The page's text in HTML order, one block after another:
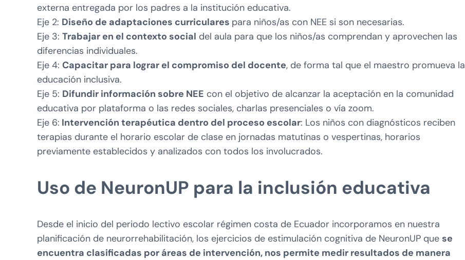
externa entregada por los padres a la institución educativa.
Eje 2: Diseño de adaptaciones curriculares para niños/as con NEE si son necesarias.
Eje 3: Trabajar en el contexto social del aula para que los niños/as comprendan y aprovechen las
diferencias individuales.
Eje 4: Capacitar para lograr el compromiso del docente, de forma tal que el maestro promueva la
educación inclusiva.
Eje 5: Difundir información sobre NEE con el objetivo de alcanzar la aceptación en la comunidad
educativa por plataforma o las redes sociales, charlas presenciales o vía zoom.
Eje 6: Intervención terapéutica dentro del proceso escolar: Los niños con diagnósticos reciben
terapias durante el horario escolar de clase en jornadas matutinas o vespertinas, horarios
previamente establecidos y analizados con todos los involucrados.
Uso de NeuronUP para la inclusión educativa
Desde el inicio del periodo lectivo escolar régimen costa de Ecuador incorporamos en nuestra
planificación de neurorrehabilitación, los ejercicios de estimulación cognitiva de NeuronUP que se
encuentra clasificadas por áreas de intervención, nos permite medir resultados de manera